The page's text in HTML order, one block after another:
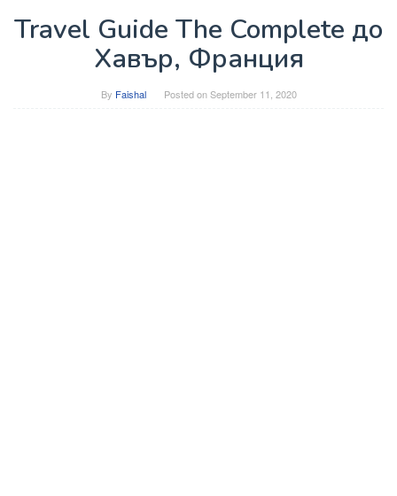
Travel Guide The Complete до
Хавър, Франция
By Faishal Posted onSeptember 11, 2020